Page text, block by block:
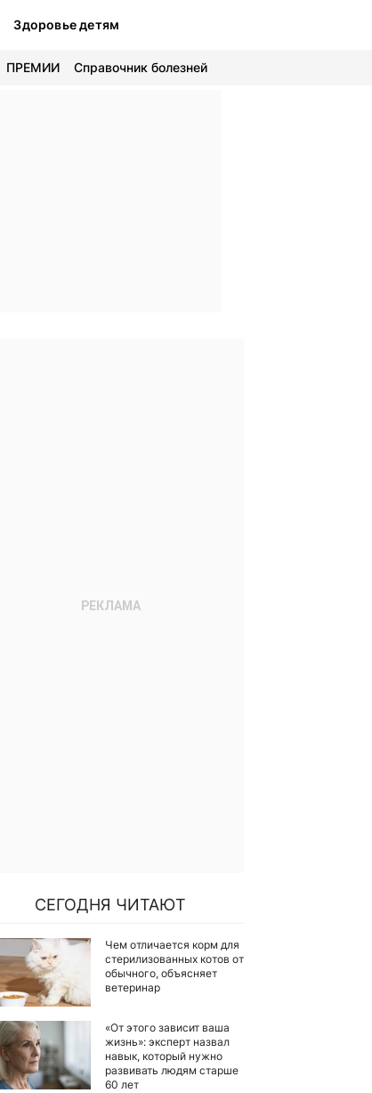
Здоровье детям
ПРЕМИИ Справочник болезней
СЕГОДНЯ ЧИТАЮТ
Чем отличается корм для
стерилизованных котов от
обычного, объясняет
ветеринар
«От этого зависит ваша
жизнь»: эксперт назвал
навык, который нужно
развивать людям старше
60 лет